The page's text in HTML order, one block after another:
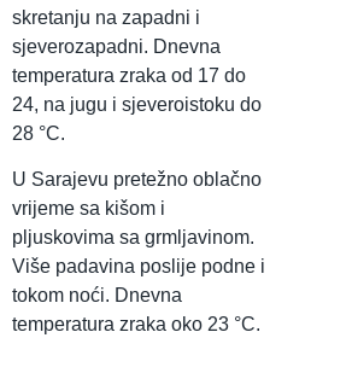
skretanju na zapadni i
sjeverozapadni. Dnevna
temperatura zraka od 17 do
24, na jugu i sjeveroistoku do
28 °C.
U Sarajevu pretežno oblačno
vrijeme sa kišom i
pljuskovima sa grmljavinom.
Više padavina poslije podne i
tokom noći. Dnevna
temperatura zraka oko 23 °C.